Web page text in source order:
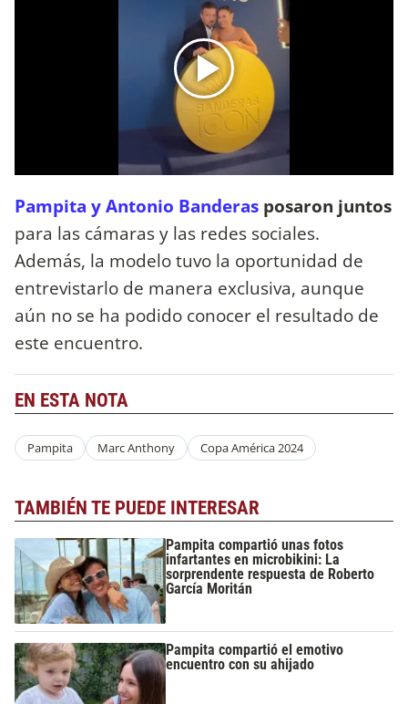
Pampita y Antonio Banderas posaron juntos
para las cámaras y las redes sociales.
Además, la modelo tuvo la oportunidad de
entrevistarlo de manera exclusiva, aunque
aún no se ha podido conocer el resultado de
este encuentro.
EN ESTA NOTA
Pampita Marc Anthony Copa América 2024
TAMBIÉN TE PUEDE INTERESAR
Pampita compartió unas fotos
infartantes en microbikini: La
sorprendente respuesta de Roberto
García Moritán
Pampita compartió el emotivo
encuentro con su ahijado